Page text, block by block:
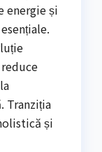
energie și
Tranziția
și